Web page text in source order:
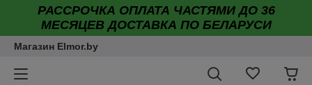
РАССРОЧКА ОПЛАТА ЧАСТЯМИ ДО 36
МЕСЯЦЕВ ДОСТАВКА ПО БЕЛАРУСИ
Магазин Elmor.by